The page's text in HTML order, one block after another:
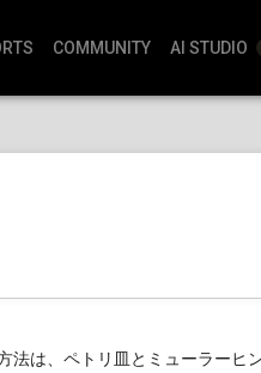
COMMUNITY AI STUDIO
法は、ペトリ皿とミューラー